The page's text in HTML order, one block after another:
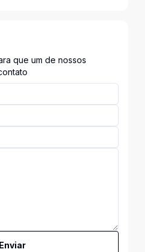
que um de nossos
Enviar